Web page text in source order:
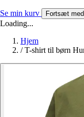
Se min kurv Fortsæt
Loading...
Hjem
/ T-shirt til børn